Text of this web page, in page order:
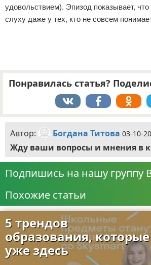
удовольствием). Эпизод показывает,
слуху даже у тех, кто не совсем
Понравилась статья?
Автор: Богдана Титова 03-10-
Жду ваши вопросы и мнения в
Подпишись на нашу группу
Похожие статьи
5 трендов
образования, которые
уже здесь